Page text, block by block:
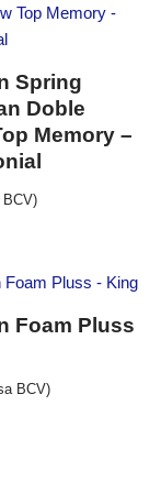
Spring
Doble
Memory –
BCV)
Foam Pluss
BCV)